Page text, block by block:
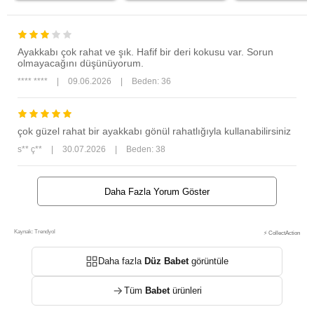
Ayakkabı çok rahat ve şık. Hafif bir deri kokusu var. Sorun
olmayacağını düşünüyorum.
**** **** 09.06.2026 Beden: 36
çok güzel rahat bir ayakkabı gönül rahatlığıyla kullanabilirsiniz
s** ç** 30.07.2026 Beden: 38
Daha Fazla Yorum Göster
Kaynak: Trendyol ⚡ CollectAction
Daha fazla Düz Babetgörüntüle
Tüm Babetürünleri